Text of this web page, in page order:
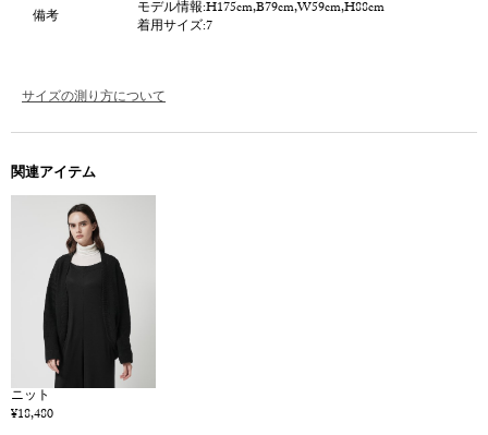
備考
モデル情報:H175cm,B79cm,W59cm,H88cm
着用サイズ:7
サイズの測り方について
関連アイテム
ニット
¥18,480